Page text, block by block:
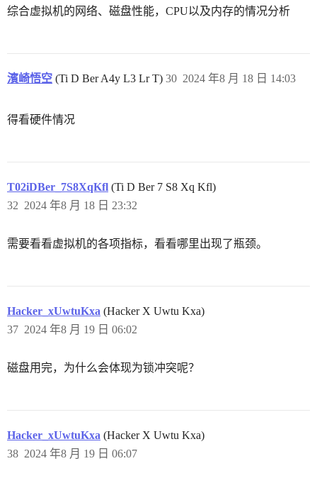
综合虚拟机的网络、磁盘性能，CPU以及内存的情况分析
濱崎悟空 (Ti D Ber A4y L3 Lr T) 2024 年8 月 18 日 14:03
30
得看硬件情况
T02iDBer_7S8XqKfl (Ti D Ber 7 S8 Xq Kfl)
2024 年8 月 18 日 23:32
32
需要看看虚拟机的各项指标，看看哪里出现了瓶颈。
Hacker_xUwtuKxa (Hacker X Uwtu Kxa)
2024 年8 月 19 日 06:02
37
磁盘用完，为什么会体现为锁冲突呢？
Hacker_xUwtuKxa (Hacker X Uwtu Kxa)
2024 年8 月 19 日 06:07
38